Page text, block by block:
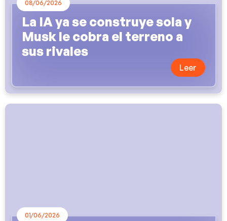
08/06/2026
La IA ya se construye sola y
Musk le cobra el terreno a
sus rivales
Leer
01/06/2026